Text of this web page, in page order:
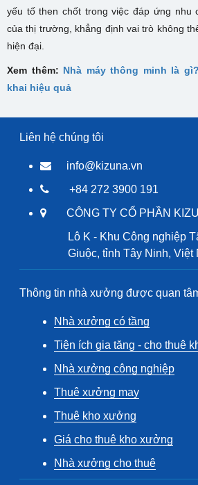
yếu tố then chốt trong việc đáp ứng nhu
của thị trường, khẳng định vai trò không
hiện đại.
Xem thêm: Nhà máy thông minh là
khai hiệu quả
Liên hệ chúng tôi
info@kizuna.vn
+84 272 3900 191
CÔNG TY CỔ PHẦN
Lô K - Khu Công nghiệp
Giuộc, tỉnh Tây Ninh, Việt
Thông tin nhà xưởng được quan
Nhà xưởng có tầng
Tiện ích gia tăng - cho thuê
Nhà xưởng công nghiệp
Thuê xưởng may
Thuê kho xưởng
Giá cho thuê kho xưởng
Nhà xưởng cho thuê